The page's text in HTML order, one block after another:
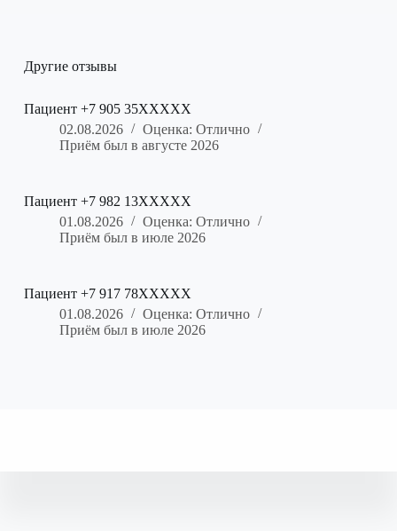
Другие отзывы
Пациент +7 905 35XXXXX
02.08.2026
Оценка: Отлично
Приём был в августе 2026
Пациент +7 982 13XXXXX
01.08.2026
Оценка: Отлично
Приём был в июле 2026
Пациент +7 917 78XXXXX
01.08.2026
Оценка: Отлично
Приём был в июле 2026